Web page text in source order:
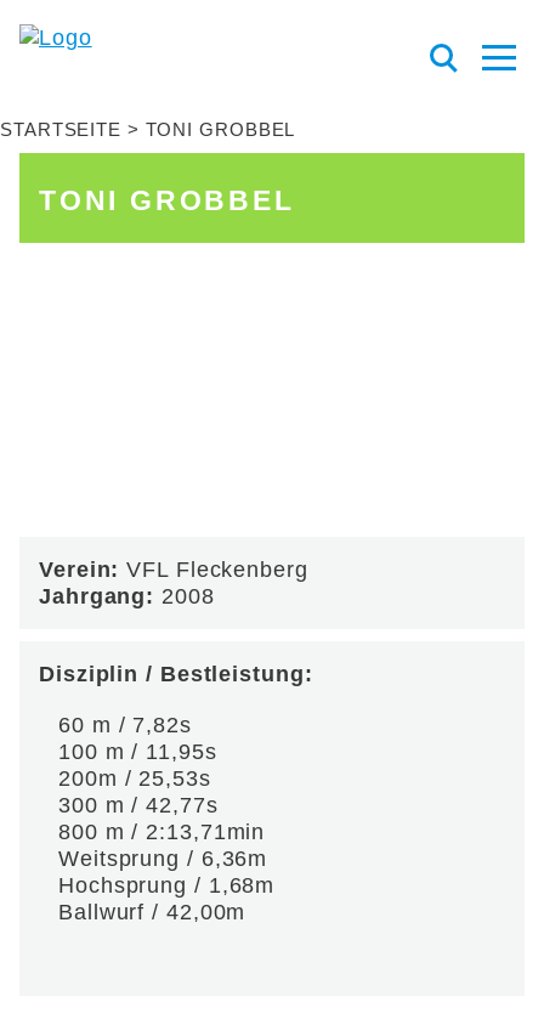
STARTSEITE TONI GROBBEL
TONI GROBBEL
Verein: VFL Fleckenberg
Jahrgang: 2008
Disziplin / Bestleistung:
60 m / 7,82s
100 m / 11,95s
200m / 25,53s
300 m / 42,77s
800 m / 2:13,71min
Weitsprung / 6,36m
Hochsprung / 1,68m
Ballwurf / 42,00m